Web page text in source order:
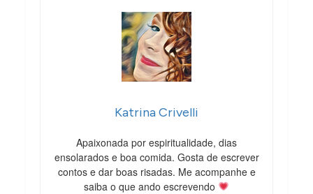
Katrina Crivelli
Apaixonada por espiritualidade, dias
ensolarados e boa comida. Gosta de escrever
contos e dar boas risadas. Me acompanhe e
saiba o que ando escrevendo